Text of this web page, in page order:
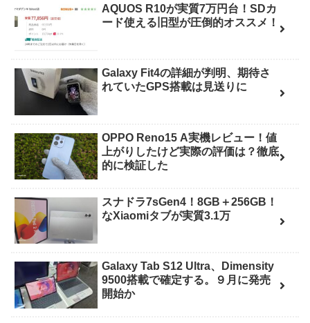
AQUOS R10が実質7万円台！SDカ
ード使える旧型が圧倒的オススメ！
Galaxy Fit4の詳細が判明、期待さ
れていたGPS搭載は見送りに
OPPO Reno15 A実機レビュー！値
上がりしたけど実際の評価は？徹底
的に検証した
スナドラ7sGen4！8GB＋256GB！
なXiaomiタブが実質3.1万
Galaxy Tab S12 Ultra、Dimensity
9500搭載で確定する。９月に発売
開始か